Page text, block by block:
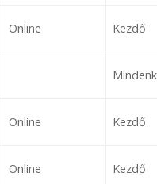
Online Kezdő
Online Kezdő
Online Kezdő